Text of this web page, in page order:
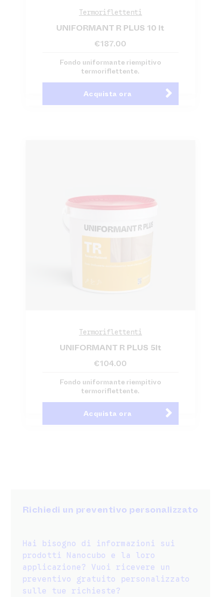
Termoriflettenti
UNIFORMANT R PLUS 10 lt
€187.00
Fondo uniformante riempitivo
termoriflettente.
Acquista ora
Termoriflettenti
UNIFORMANT R PLUS 5lt
€104.00
Fondo uniformante riempitivo
termoriflettente.
Acquista ora
Richiedi un preventivo personalizzato
Hai bisogno di informazioni sui
prodotti Nanocubo e la loro
applicazione? Vuoi ricevere un
preventivo gratuito personalizzato
sulle tue richieste?